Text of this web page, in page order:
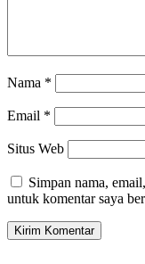
Nama *
Email *
Situs Web
Simpan nama,
untuk komentar saya